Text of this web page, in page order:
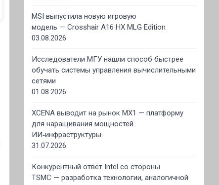
MSI выпустила новую игровую
модель — Crosshair A16 HX MLG Edition
03.08.2026
Исследователи МГУ нашли способ быстрее
обучать системы управления вычислительными
сетями
01.08.2026
XCENA выводит на рынок MX1 — платформу
для наращивания мощностей
ИИ‑инфраструктуры
31.07.2026
Конкурентный ответ Intel со стороны
TSMC — разработка технологии, аналогичной